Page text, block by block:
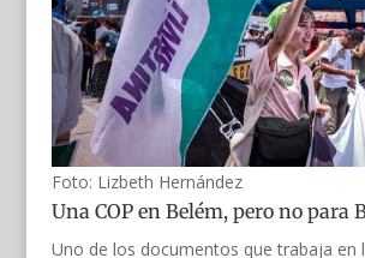
Foto: Lizbeth Hernández
Una COP en Belém, pero no para
Uno de los documentos que trabaja en